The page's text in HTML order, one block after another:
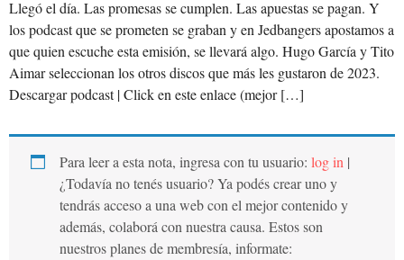
Llegó el día. Las promesas se cumplen. Las apuestas se pagan. Y
los podcast que se prometen se graban y en Jedbangers apostamos a
que quien escuche esta emisión, se llevará algo. Hugo García y Tito
Aimar seleccionan los otros discos que más les gustaron de 2023.
Descargar podcast | Click en este enlace (mejor […]
Para leer a esta nota, ingresa con tu usuario: log in |
¿Todavía no tenés usuario? Ya podés crear uno y
tendrás acceso a una web con el mejor contenido y
además, colaborá con nuestra causa. Estos son
nuestros planes de membresía, informate: